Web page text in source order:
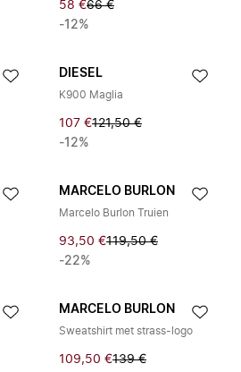
58 €66 €
-12%
DIESEL
K900 Maglia
107 €121,50 €
-12%
MARCELO BURLON
Marcelo Burlon Truien
93,50 €119,50 €
-22%
MARCELO BURLON
Sweatshirt met strass-logo
109,50 €139 €